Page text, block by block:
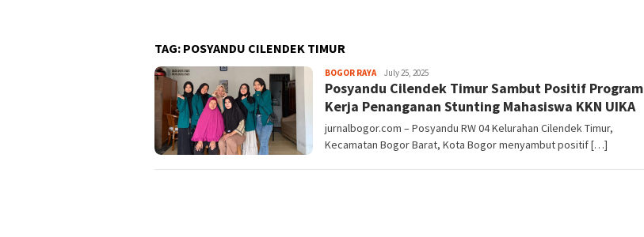
TAG: POSYANDU CILENDEK TIMUR
BOGOR RAYASayyev
July 25, 2025
Posyandu Cilendek Timur Sambut Positif Program
Kerja Penanganan Stunting Mahasiswa KKN UIKA
jurnalbogor.com – Posyandu RW 04 Kelurahan Cilendek Timur,
Kecamatan Bogor Barat, Kota Bogor menyambut positif […]